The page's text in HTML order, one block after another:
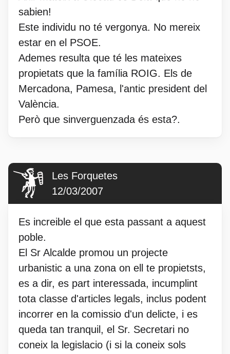
sabien!
Este individu no té vergonya. No mereix
estar en el PSOE.
Ademes resulta que té les mateixes
propietats que la família ROIG. Els de
Mercadona, Pamesa, l'antic president del
València.
Però que sinverguenzada és esta?.
Les Forquetes
12/03/2007
Es increible el que esta passant a aquest
poble.
El Sr Alcalde promou un projecte
urbanistic a una zona on ell te propietsts,
es a dir, es part interessada, incumplint
tota classe d'articles legals, inclus podent
incorrer en la comissio d'un delicte, i es
queda tan tranquil, el Sr. Secretari no
coneix la legislacio (i si la coneix sols